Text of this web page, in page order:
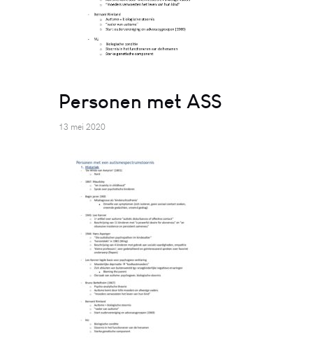
Personen met ASS
13 mei 2020